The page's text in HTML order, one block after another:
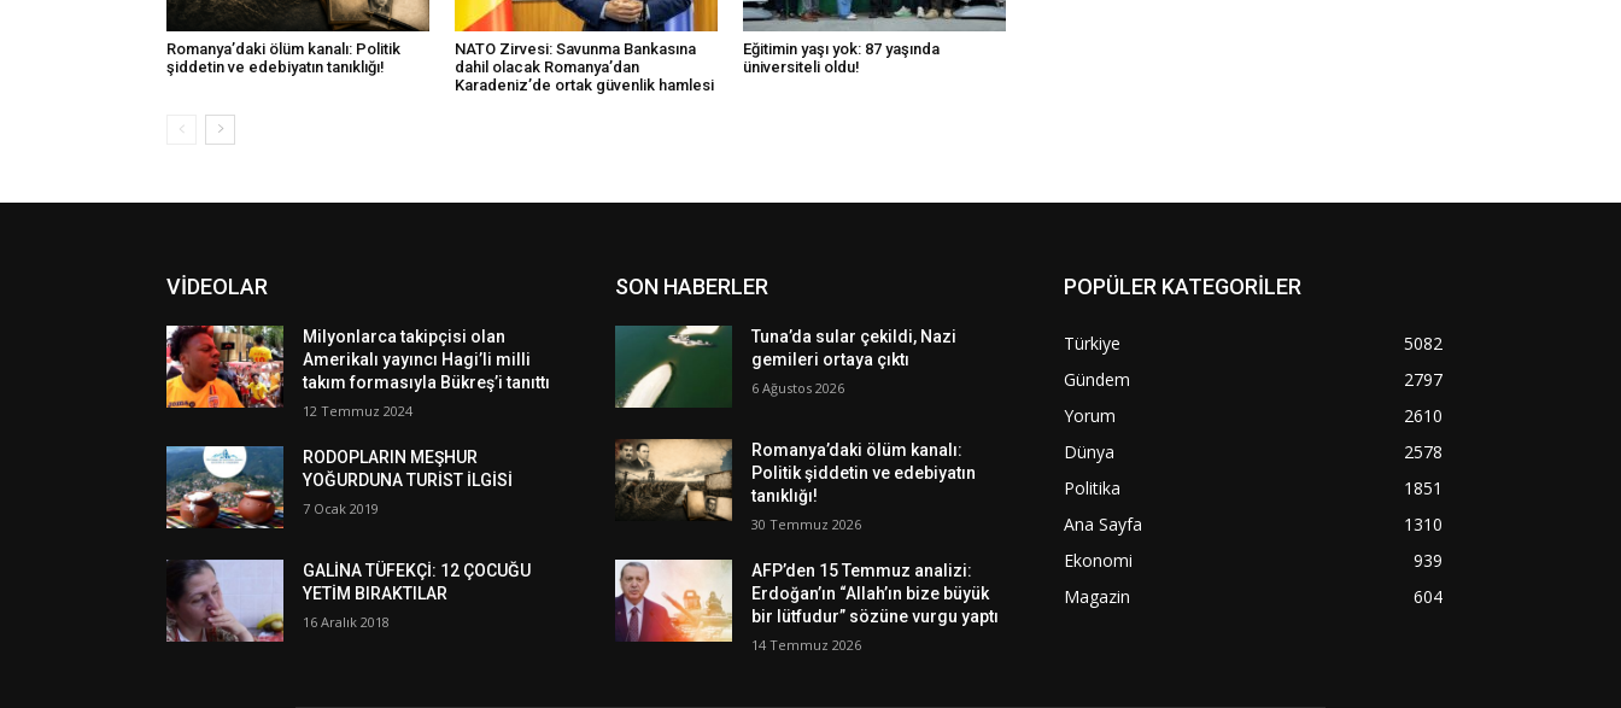
Romanya’daki ölüm kanalı: Politik
şiddetin ve edebiyatın tanıklığı!
NATO Zirvesi: Savunma Bankasına
dahil olacak Romanya’dan
Karadeniz’de ortak güvenlik hamlesi
Eğitimin yaşı yok: 87 yaşında
üniversiteli oldu!
VİDEOLAR
Milyonlarca takipçisi olan
Amerikalı yayıncı Hagi’li milli
takım formasıyla Bükreş’i tanıttı
12 Temmuz 2024
RODOPLARIN MEŞHUR
YOĞURDUNA TURİST İLGİSİ
7 Ocak 2019
GALİNA TÜFEKÇİ: 12 ÇOCUĞU
YETİM BIRAKTILAR
16 Aralık 2018
SON HABERLER
Tuna’da sular çekildi, Nazi
gemileri ortaya çıktı
6 Ağustos 2026
Romanya’daki ölüm kanalı:
Politik şiddetin ve edebiyatın
tanıklığı!
30 Temmuz 2026
AFP’den 15 Temmuz analizi:
Erdoğan’ın “Allah’ın bize büyük
bir lütfudur” sözüne vurgu yaptı
14 Temmuz 2026
POPÜLER KATEGORİLER
Türkiye
5082
Gündem
2797
Yorum
2610
Dünya
2578
Politika
1851
Ana Sayfa
1310
Ekonomi
939
Magazin
604